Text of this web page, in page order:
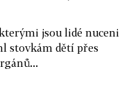
jsou lidé nuceni
stovkám dětí přes